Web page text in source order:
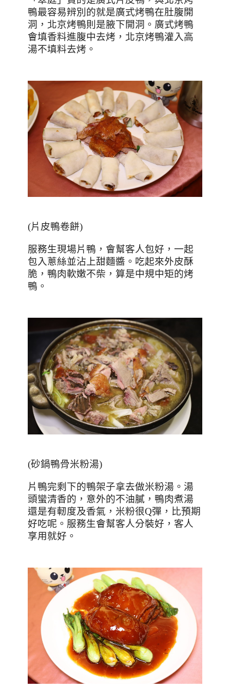
鴨最容易辨別的就是廣式烤鴨在肚腹開
洞，北京烤鴨則是腋下開洞。廣式烤鴨
會填香料進腹中去烤，北京烤鴨灌入高
湯不填料去烤。
(片皮鴨卷餅)
服務生現場片鴨，會幫客人包好，一起
包入蔥絲並沾上甜麵醬。 吃起來外皮酥
脆，鴨肉軟嫩不柴，算是中規中矩的烤
鴨。
(砂鍋鴨骨米粉湯)
片鴨完剩下的鴨架子拿去做米粉湯。湯
頭蠻清香的，意外的不油膩，鴨肉煮湯
還是有軔度及香氣，米粉很Q彈，比預期
好吃呢。服務生會幫客人分裝好，客人
享用就好。